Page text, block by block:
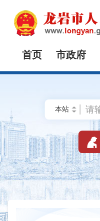
首页 市政府
